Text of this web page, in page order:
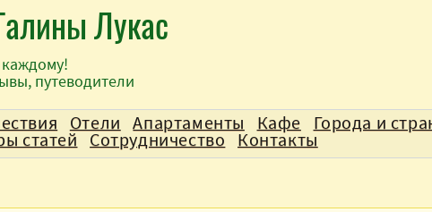
Лукас
путеводители
Отели Апартаменты Кафе Города и
статей Сотрудничество Контакты